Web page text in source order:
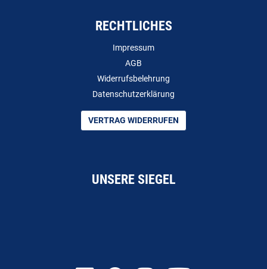
RECHTLICHES
Impressum
AGB
Widerrufsbelehrung
Datenschutzerklärung
VERTRAG WIDERRUFEN
UNSERE SIEGEL